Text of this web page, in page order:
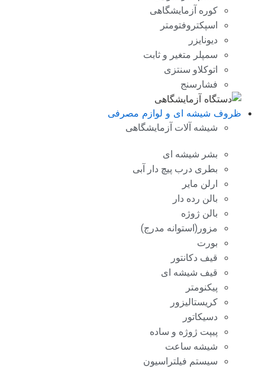
کوره آزمایشگاهی
اسپکتروفتومتر
دیونایزر
سمپلر متغیر و ثابت
اتوکلاو سنتزی
فشارسنج
ظروف شیشه ای و لوازم مصرفی
شیشه آلات آزمایشگاهی
بشر شیشه ای
بطری درب پیچ دار آبی
ارلن مایر
بالن رده دار
بالن ژوژه
مزور(استوانه مدرج)
بورت
قیف دکانتور
قیف شیشه ای
پیکنومتر
کریستالیزور
دسیکاتور
پیپت ژوژه و ساده
شیشه ساعت
سیستم فیلتراسیون